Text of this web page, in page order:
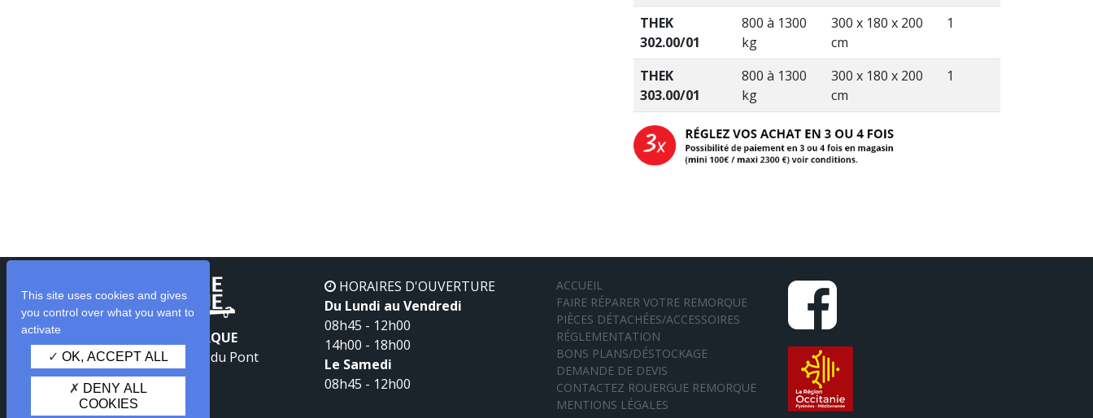
THEK
302.00/01
800 à 1300
kg
300 x 180 x 200
cm
1
THEK
303.00/01
800 à 1300
kg
300 x 180 x 200
cm
1
ROUERGUE REMORQUE
71 Zone Artisanale du Pont
12350 Lanuéjouls
05 65 65 53 76
HORAIRES D'OUVERTURE
Du Lundi au Vendredi
08h45 - 12h00
14h00 - 18h00
Le Samedi
08h45 - 12h00
ACCUEIL
FAIRE RÉPARER VOTRE REMORQUE
PIÈCES DÉTACHÉES/ACCESSOIRES
RÉGLEMENTATION
BONS PLANS/DÉSTOCKAGE
DEMANDE DE DEVIS
CONTACTEZ ROUERGUE REMORQUE
MENTIONS LÉGALES
This site uses cookies and gives
you control over what you want to
activate
OK, ACCEPT ALL
DENY ALL
COOKIES